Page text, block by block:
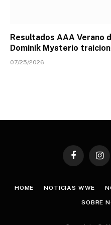
Resultados AAA Verano
Dominik Mysterio
07/25/2026
Facebook
HOME NOTICIAS WWE
SOBRE